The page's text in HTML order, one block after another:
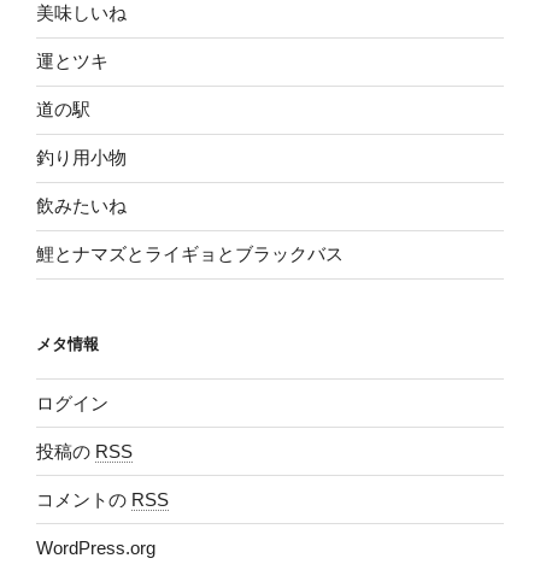
美味しいね
運とツキ
道の駅
釣り用小物
飲みたいね
鯉とナマズとライギョとブラックバス
メタ情報
ログイン
投稿の RSS
コメントの RSS
WordPress.org